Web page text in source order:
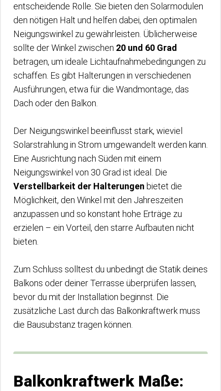
entscheidende Rolle. Sie bieten den Solarmodulen
den nötigen Halt und helfen dabei, den optimalen
Neigungswinkel zu gewährleisten. Üblicherweise
sollte der Winkel zwischen 20 und 60 Grad
betragen, um ideale Lichtaufnahmebedingungen zu
schaffen. Es gibt Halterungen in verschiedenen
Ausführungen, etwa für die Wandmontage, das
Dach oder den Balkon.
Der Neigungswinkel beeinflusst stark, wieviel
Solarstrahlung in Strom umgewandelt werden kann.
Eine Ausrichtung nach Süden mit einem
Neigungswinkel von 30 Grad ist ideal. Die
Verstellbarkeit der Halterungen bietet die
Möglichkeit, den Winkel mit den Jahreszeiten
anzupassen und so konstant hohe Erträge zu
erzielen – ein Vorteil, den starre Aufbauten nicht
bieten.
Zum Schluss solltest du unbedingt die Statik deines
Balkons oder deiner Terrasse überprüfen lassen,
bevor du mit der Installation beginnst. Die
zusätzliche Last durch das Balkonkraftwerk muss
die Bausubstanz tragen können.
Balkonkraftwerk Maße: